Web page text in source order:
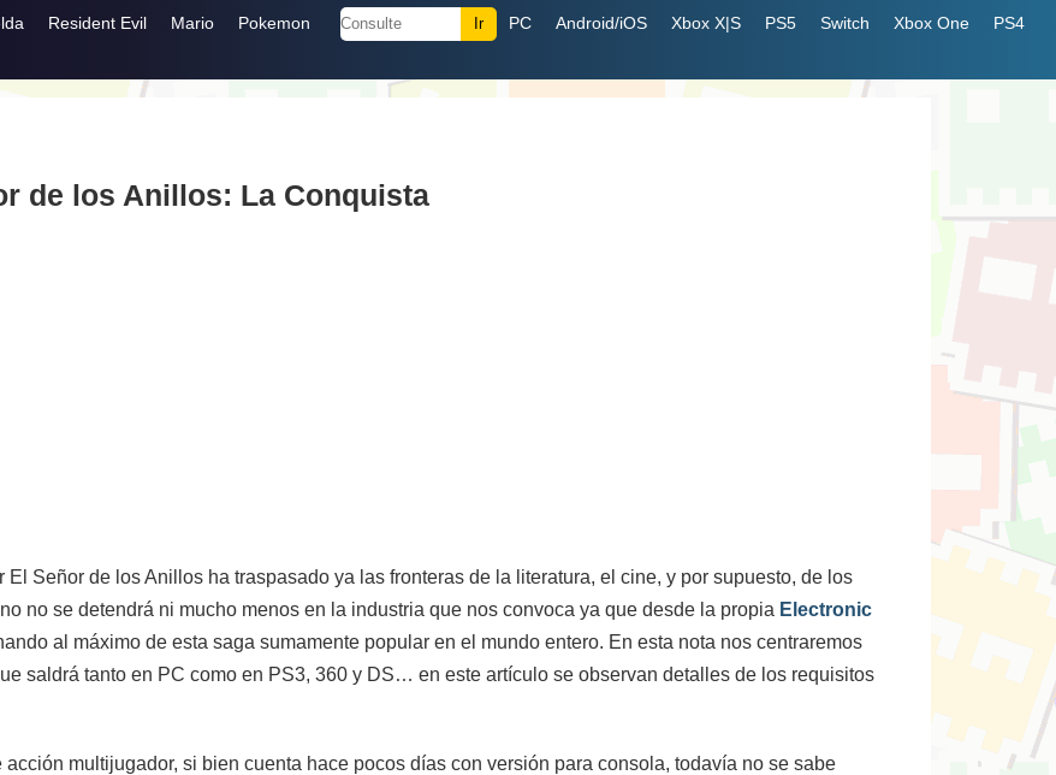
Resident Evil Mario Pokemon PC Android/iOS Xbox X|S PS5 Switch Xbox One
PS4
de los Anillos: La Conquista
Señor de los Anillos ha traspasado ya las fronteras de la literatura, el cine, y por supuesto, de los
no se detendrá ni mucho menos en la industria que nos convoca ya que desde la propia Electronic
al máximo de esta saga sumamente popular en el mundo entero. En esta nota nos centraremos
saldrá tanto en PC como en PS3, 360 y DS… en este artículo se observan detalles de los requisitos
multijugador, si bien cuenta hace pocos días con versión para consola, todavía no se sabe